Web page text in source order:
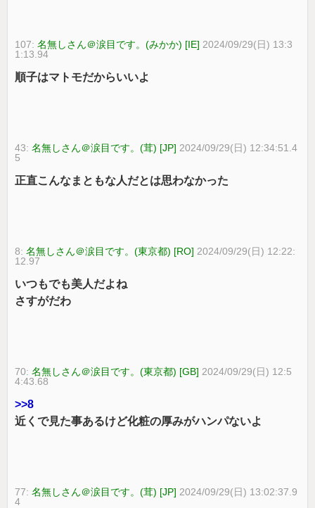
107:名無しさん＠涙目です。(みかか) [IE] 2024/09/29(日) 13:3
1:13.94
順子はマトモだからいいよ
43:名無しさん＠涙目です。(茸) [JP] 2024/09/29(日) 12:34:51.4
5
正直こんなまともな人だとは思わなかった
8:名無しさん＠涙目です。(東京都) [RO] 2024/09/29(日) 12:22:
12.97
いつもでも美人だよね
さすがだわ
70:名無しさん＠涙目です。(東京都) [GB] 2024/09/29(日) 12:5
4:43.68
>>8
近くで見た事あるけど化粧の厚みがハンパないよ
77:名無しさん＠涙目です。(茸) [JP] 2024/09/29(日) 13:02:37.9
4